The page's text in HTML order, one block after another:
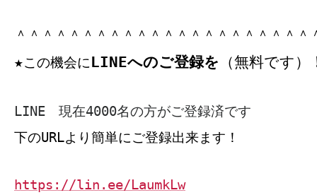
＾＾＾＾＾＾＾＾＾＾＾＾＾＾＾＾＾＾＾＾＾
★この機会にLINEへのご登録を （無料です）
LINE 現在4000名の方がご登録済です
下のURLより簡単にご登録出来ます！
https://lin.ee/LaumkLw